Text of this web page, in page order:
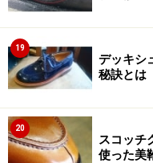
19
デッキシ
秘訣とは
20
スコッチ
使った美